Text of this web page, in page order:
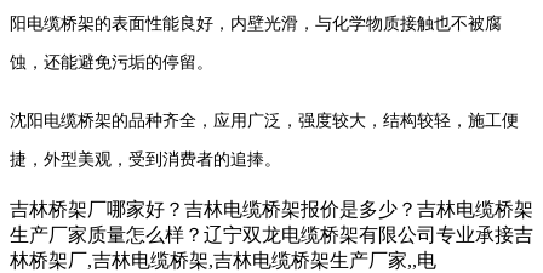
阳电缆桥架的表面性能良好，内壁光滑，与化学物质接触也不被腐
蚀，还能避免污垢的停留。
沈阳电缆桥架的品种齐全，应用广泛，强度较大，结构较轻，施工便
捷，外型美观，受到消费者的追捧。
吉林桥架厂哪家好？吉林电缆桥架报价是多少？吉林电缆桥架
生产厂家质量怎么样？辽宁双龙电缆桥架有限公司专业承接吉
林桥架厂,吉林电缆桥架,吉林电缆桥架生产厂家,,电